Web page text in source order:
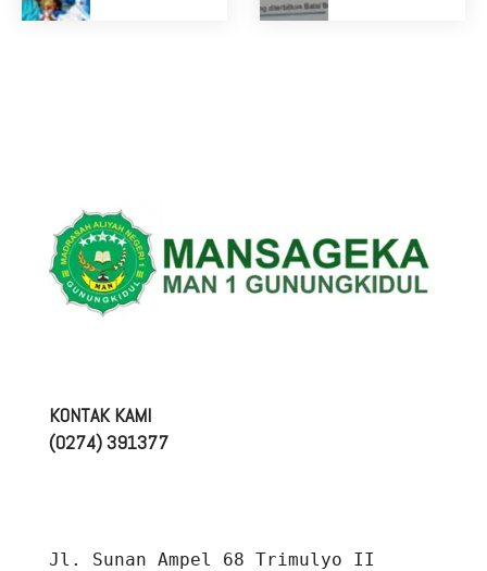
KONTAK KAMI
(0274) 391377
Jl. Sunan Ampel 68 Trimulyo II